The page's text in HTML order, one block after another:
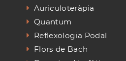
Auriculoteràpia
Quantum
Reflexologia Podal
Flors de Bach